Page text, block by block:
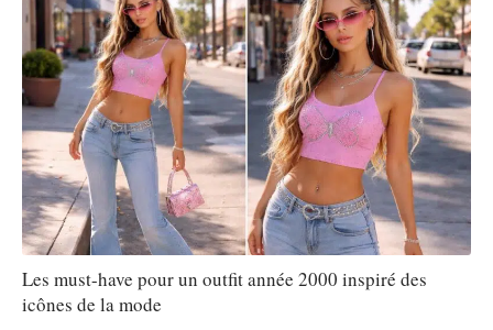
Les must-have pour un outfit année 2000 inspiré des
icônes de la mode